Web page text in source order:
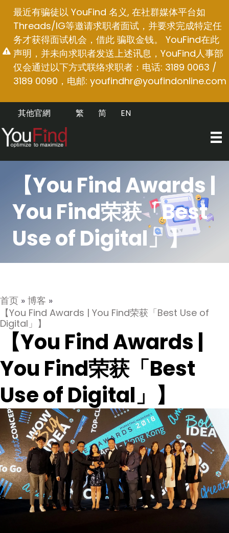
最近有骗徒以 YouFind 名义, 在社群媒体平台如
Threads/IG等邀请求职者面试，并要求完成特定任
务才获得面试机会，借此 骗取金钱。 YouFind在此
声明，并未向求职者发送上述讯息，YouFind人事部
仅会通过以下方式联络求职者：电话: 3189 0063 /
3189 0090，电邮: youfindhr@youfindonline.com
其他官網 EN
简
繁
【You Find Awards |
You Find荣获「Best
Use of Digital」】
首页 » 博客 »
【You Find Awards | You Find荣获「Best Use of
Digital」】
【You Find Awards |
You Find荣获「Best
Use of Digital」】